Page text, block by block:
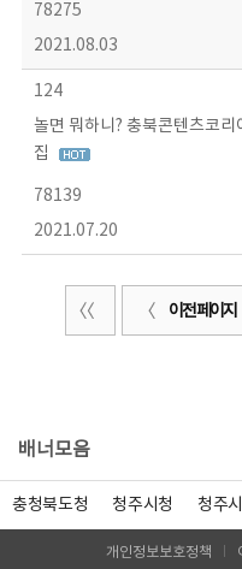
78275
2021.08.03
124
놀면 뭐하니? 충북콘텐츠코
집
78139
2021.07.20
이전 페이지
배너모음
충청북도청 청주시청 청주
개인정보보호정책